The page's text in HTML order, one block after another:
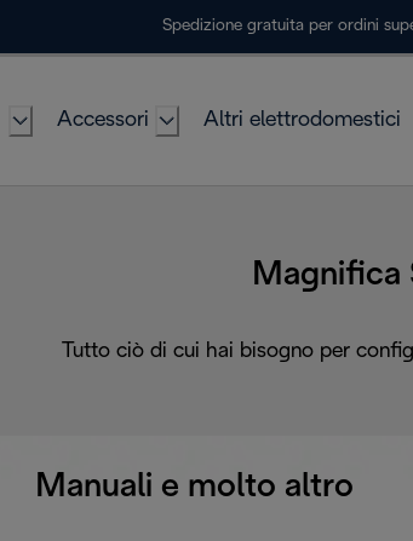
Spedizione gratuita per ordini
Accessori Altri elettrodomestici
Magnifica
Tutto ciò di cui hai bisogno per
Manuali e molto altro